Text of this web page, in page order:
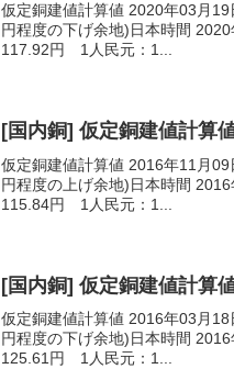
仮定銅建値計算値 2020年03月
円程度の下げ余地)日本時間
117.92円 1人民元：1...
[国内銅] 仮定銅建値計算
仮定銅建値計算値 2016年11月
円程度の上げ余地)日本時間
115.84円 1人民元：1...
[国内銅] 仮定銅建値計算
仮定銅建値計算値 2016年03月
円程度の下げ余地)日本時間
125.61円 1人民元：1...